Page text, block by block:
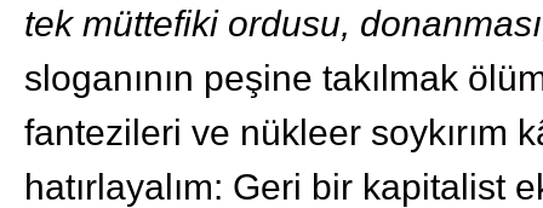
tek müttefiki ordusu,
sloganının peşine takılmak
fantezileri ve nükleer soykırım
hatırlayalım: Geri bir kapitalist